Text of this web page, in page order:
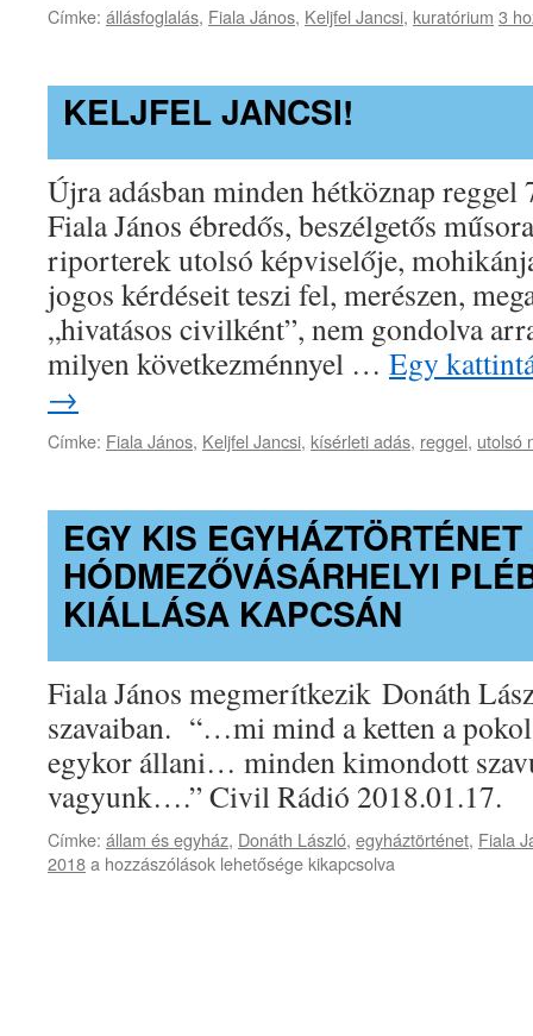
Címke: állásfoglalás, Fiala János, Keljfel Jancsi, kuratórium 3
KELJFEL JANCSI!
Újra adásban minden hétköznap
Fiala János ébredős, beszélgetős
riporterek utolsó képviselője,
jogos kérdéseit teszi fel, merészen,
„hivatásos civilként”, nem gondolva
milyen következménnyel … Egy
→
Címke: Fiala János, Keljfel Jancsi, kísérleti adás, reggel, utolsó
EGY KIS
HÓDMEZŐVÁSÁRHELYI
KIÁLLÁSA KAPCSÁN
Fiala János megmerítkezik Donáth
szavaiban. “…mi mind a ketten a
egykor állani… minden kimondott
vagyunk….” Civil Rádió 2018.01.17.
Címke: állam és egyház, Donáth László, egyháztörténet, Fiala
2018Egy
a hozzászólások lehetősége kikapcsolva